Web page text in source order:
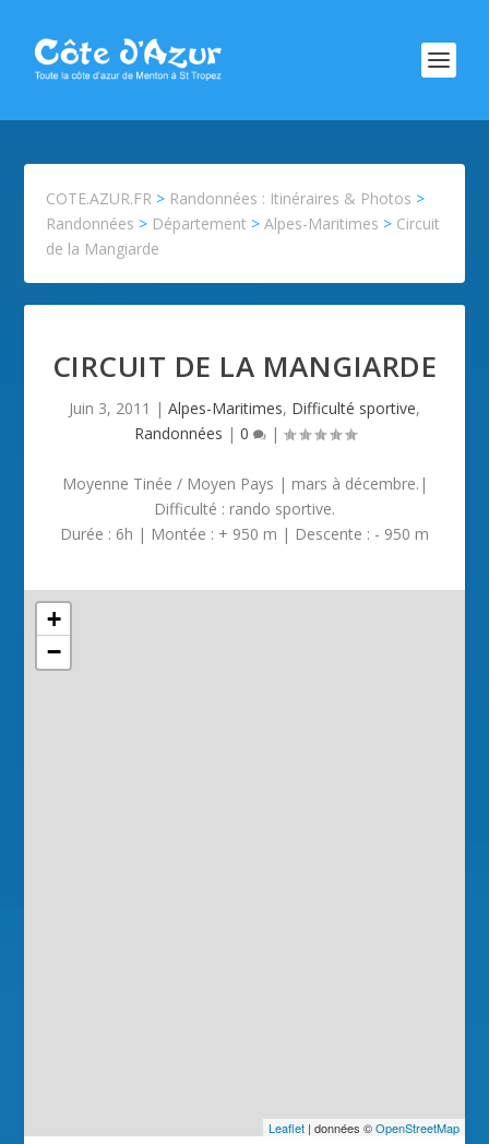
COTE.AZUR.FR > Randonnées : Itinéraires & Photos >
Randonnées > Département >Alpes-Maritimes > Circuit
de la Mangiarde
CIRCUIT DE LA MANGIARDE
Juin 3, 2011 | Alpes-Maritimes, Difficulté sportive,
Randonnées | 0 |
Moyenne Tinée / Moyen Pays | mars à décembre.|
Difficulté : rando sportive.
Durée : 6h | Montée : + 950 m | Descente : - 950 m
+
−
Leaflet| données ©OpenStreetMap